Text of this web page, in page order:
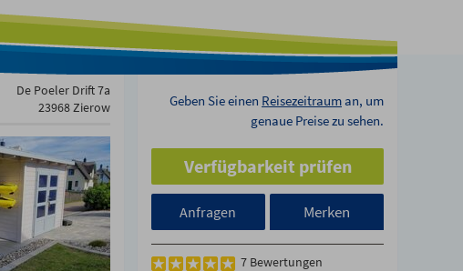
De Poeler Drift 7a
23968 Zierow
Geben Sie einen Reisezeitrauman, um
genaue Preise zu sehen.
Verfügbarkeit prüfen
Anfragen Merken
7 Bewertungen